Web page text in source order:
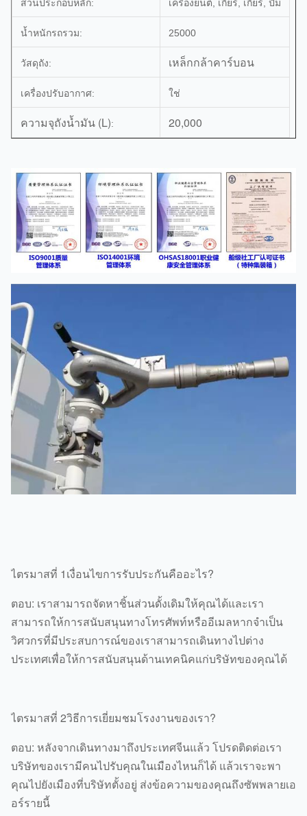
ส่วนประกอบหลัก: เครื่องยนต์, เกียร์, เกียร์, ปั๊ม
น้ำหนักรถรวม: 25000
วัสดุถัง: เหล็กกล้าคาร์บอน
เครื่องปรับอากาศ: ใช่
ความจุถังน้ำมัน (L): 20,000
ไตรมาสที่ 1เงื่อนไขการรับประกันคืออะไร?
ตอบ: เราสามารถจัดหาชิ้นส่วนดั้งเดิมให้คุณได้และเรา
สามารถให้การสนับสนุนทางโทรศัพท์หรืออีเมลหากจำเป็น
วิศวกรที่มีประสบการณ์ของเราสามารถเดินทางไปต่าง
ประเทศเพื่อให้การสนับสนุนด้านเทคนิคแก่บริษัทของคุณได้
ไตรมาสที่ 2วิธีการเยี่ยมชมโรงงานของเรา?
ตอบ: หลังจากเดินทางมาถึงประเทศจีนแล้ว โปรดติดต่อเรา
บริษัทของเรามีคนไปรับคุณในเมืองไหนก็ได้ แล้วเราจะพา
คุณไปยังเมืองที่บริษัทตั้งอยู่ ส่งข้อความของคุณถึงซัพพลายเอ
อร์รายนี้